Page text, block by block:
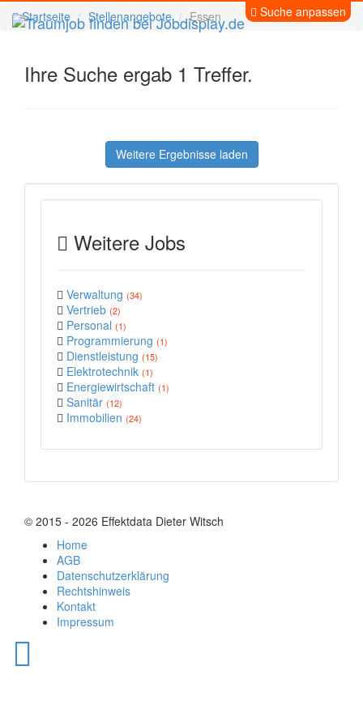
Suche anpassen
Startseite Stellenangebote Essen
Ihre Suche ergab 1 Treffer.
Weitere Ergebnisse laden
Weitere Jobs
Verwaltung (34)
Vertrieb (2)
Personal (1)
Programmierung (1)
Dienstleistung (15)
Elektrotechnik (1)
Energiewirtschaft (1)
Sanitär (12)
Immobilien (24)
© 2015 - 2026 Effektdata Dieter Witsch
Home
AGB
Datenschutzerklärung
Rechtshinweis
Kontakt
Impressum